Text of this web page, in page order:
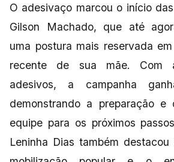
O adesivaço marcou o início
Gilson Machado, que até
uma postura mais reservada
recente de sua mãe. Com
adesivos, a campanha
demonstrando a preparação e
equipe para os próximos
Leninha Dias também